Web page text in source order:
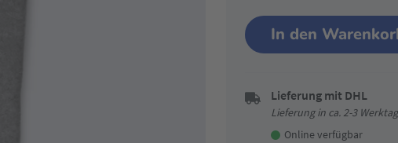
In den
Lieferung mit DHL
Lieferung in ca. 2-3
Online verfügbar